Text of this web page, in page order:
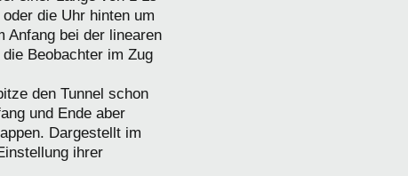
die Uhr hinten um
Anfang bei der linearen
Beobachter im Zug
den Tunnel schon
und Ende aber
Dargestellt im
ihrer